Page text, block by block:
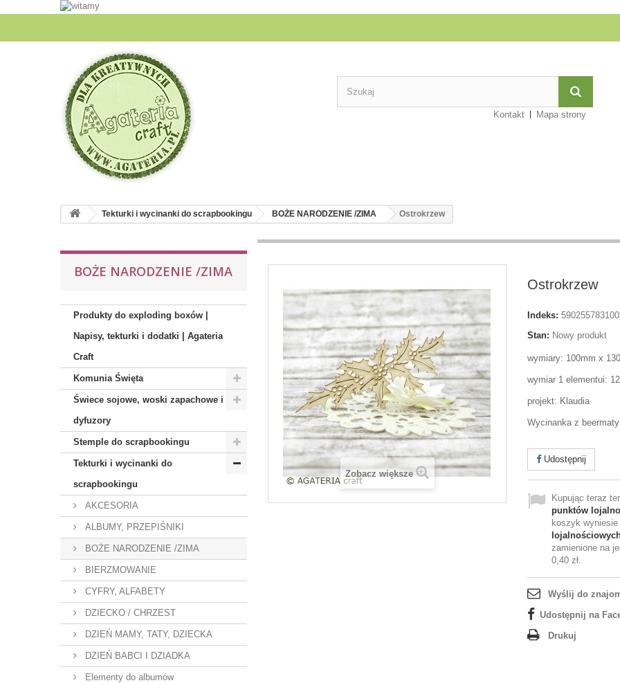
Kontakt Mapa strony
Tekturki i wycinanki do scrapbookingu BOŻE NARODZENIE /ZIMA Ostrokrzew
BOŻE NARODZENIE /ZIMA
Produkty do exploding boxów |
Napisy, tekturki i dodatki | Agateria
Craft
Komunia Święta
Świece sojowe, woski zapachowe i
dyfuzory
Stemple do scrapbookingu
Tekturki i wycinanki do
scrapbookingu
AKCESORIA
ALBUMY, PRZEPIŚNIKI
BOŻE NARODZENIE /ZIMA
BIERZMOWANIE
CYFRY, ALFABETY
DZIECKO / CHRZEST
DZIEŃ MAMY, TATY, DZIECKA
DZIEŃ BABCI I DZIADKA
Elementy do albumów
Zobacz większe
Ostrokrzew
Indeks:
Stan: Nowy produkt
wymiary: 100mm x
wymiar 1 elementui:
projekt: Klaudia
Wycinanka z
Udostępnij
Kupując teraz
punktów
koszyk wyniesie
zamienione na
0,40 zł.
Wyślij do
Udostępnij na
Drukuj